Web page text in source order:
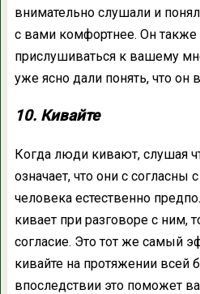
внимательно слушали и
с вами комфортнее. Он
прислушиваться к вашему
уже ясно дали понять, что он
10. Кивайте
Когда люди кивают, слушая
означает, что они с согласны
человека естественно
кивает при разговоре с ним,
согласие. Это тот же самый
кивайте на протяжении всей
впоследствии это поможет